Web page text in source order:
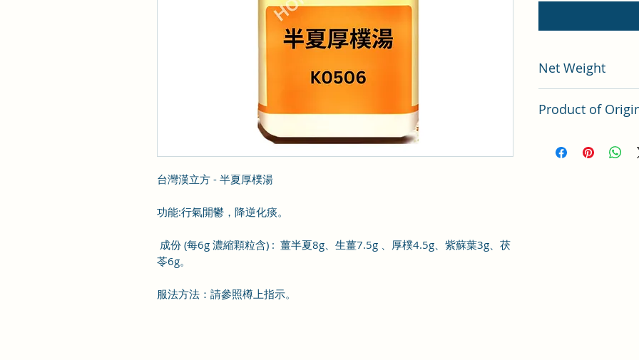
台灣漢立方 - 半夏厚樸湯
功能:行氣開鬱，降逆化痰。
成份 (每6g 濃縮顆粒含) : 薑半夏8g、 生薑7.5g 、 厚樸4.5g、 紫蘇葉3g、 茯
苓6g。
服法方法： 請參照樽上指示。
Net Weight
Product of